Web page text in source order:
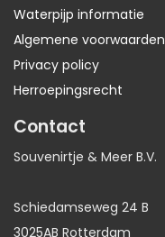
Waterpijp informatie
Algemene voorwaarden
Privacy policy
Herroepingsrecht
Contact
Souvenirtje & Meer B.V.
Schiedamseweg 24 B
3025AB Rotterdam